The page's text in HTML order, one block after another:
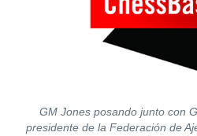
GM Jones posando junto con
presidente de la Federación de